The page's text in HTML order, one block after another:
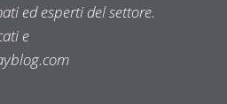
ed esperti del settore.
e